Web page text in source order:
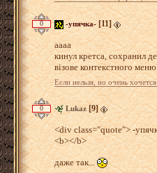
0 -упячка- [11]
аааа
кинул кретса, сохранил
візове контекстного
Если нельзя, но очень
0 Lukaz [9]
<div class="quote"> -
<b></b>
даже так...